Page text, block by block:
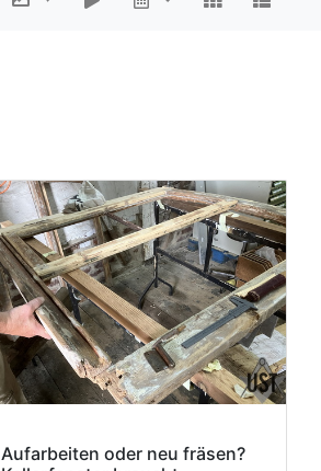
Aufarbeiten oder neu fräsen?